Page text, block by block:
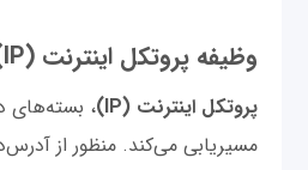
وظیفه پروتکل اینترنت (IP)
پروتکل اینترنت (IP)
، بسته‌های
مسیریابی می‌کند. منظور از